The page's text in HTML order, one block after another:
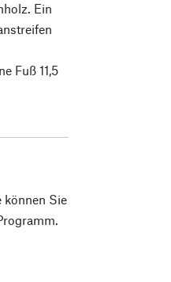
Ein
Fuß 11,5
können Sie